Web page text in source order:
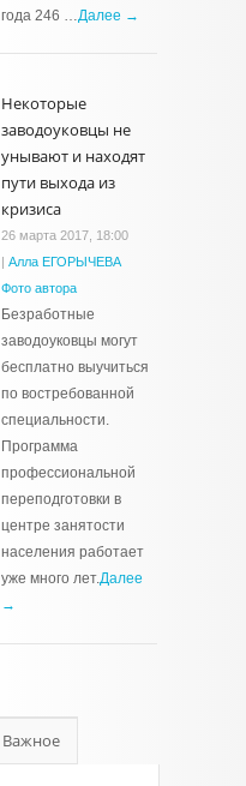
года 246 …Далее →
Некоторые
заводоуковцы не
унывают и находят
пути выхода из
кризиса
26 марта 2017, 18:00
| Алла ЕГОРЫЧЕВА
Фото автора
Безработные
заводоуковцы могут
бесплатно выучиться
по востребованной
специальности.
Программа
профессиональной
переподготовки в
центре занятости
населения работает
уже много лет.Далее
→
Важное